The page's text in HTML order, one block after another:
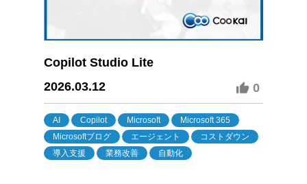
Copilot Studio Lite
2026.03.12
0
AI Copilot Microsoft
Microsoft 365
Microsoftブログ
エージェント
コストダウン
導入支援
業務改善 自動化